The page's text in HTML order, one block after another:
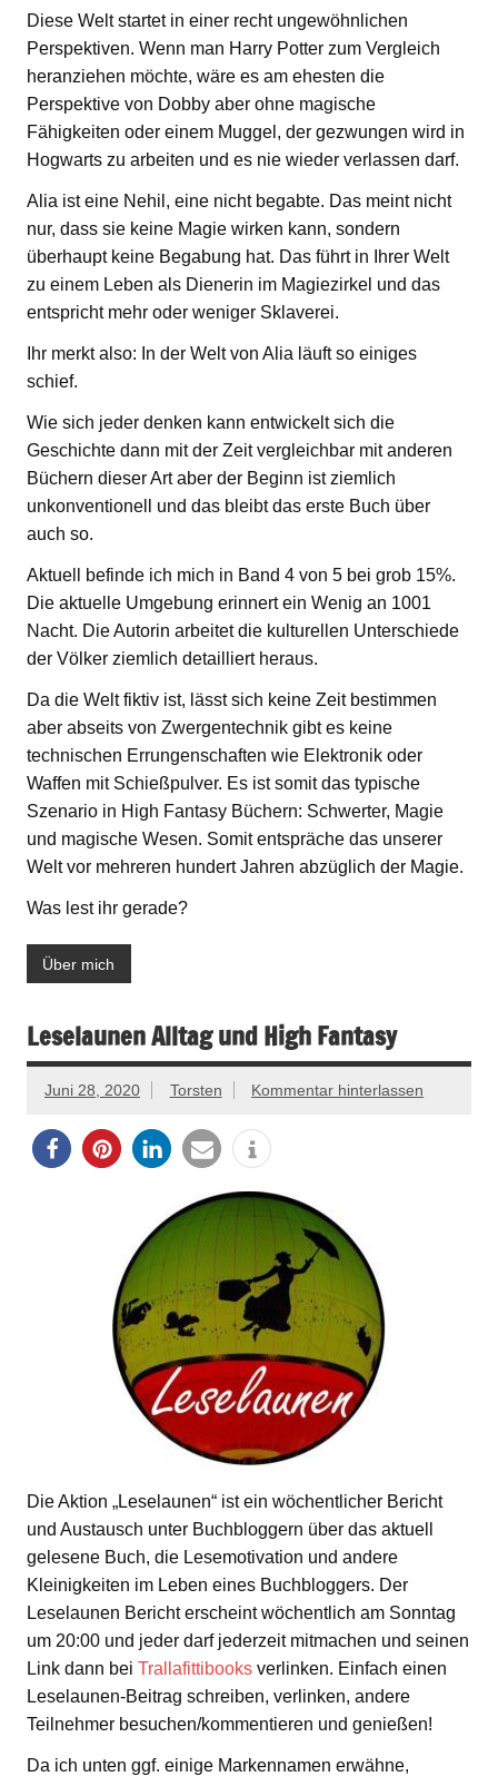
Diese Welt startet in einer recht ungewöhnlichen
Perspektiven. Wenn man Harry Potter zum Vergleich
heranziehen möchte, wäre es am ehesten die
Perspektive von Dobby aber ohne magische
Fähigkeiten oder einem Muggel, der gezwungen wird in
Hogwarts zu arbeiten und es nie wieder verlassen darf.
Alia ist eine Nehil, eine nicht begabte. Das meint nicht
nur, dass sie keine Magie wirken kann, sondern
überhaupt keine Begabung hat. Das führt in Ihrer Welt
zu einem Leben als Dienerin im Magiezirkel und das
entspricht mehr oder weniger Sklaverei.
Ihr merkt also: In der Welt von Alia läuft so einiges
schief.
Wie sich jeder denken kann entwickelt sich die
Geschichte dann mit der Zeit vergleichbar mit anderen
Büchern dieser Art aber der Beginn ist ziemlich
unkonventionell und das bleibt das erste Buch über
auch so.
Aktuell befinde ich mich in Band 4 von 5 bei grob 15%.
Die aktuelle Umgebung erinnert ein Wenig an 1001
Nacht. Die Autorin arbeitet die kulturellen Unterschiede
der Völker ziemlich detailliert heraus.
Da die Welt fiktiv ist, lässt sich keine Zeit bestimmen
aber abseits von Zwergentechnik gibt es keine
technischen Errungenschaften wie Elektronik oder
Waffen mit Schießpulver. Es ist somit das typische
Szenario in High Fantasy Büchern: Schwerter, Magie
und magische Wesen. Somit entspräche das unserer
Welt vor mehreren hundert Jahren abzüglich der Magie.
Was lest ihr gerade?
Über mich
Leselaunen Alltag und High Fantasy
Juni 28, 2020 Torsten Kommentar hinterlassen
Die Aktion „Leselaunen“ ist ein wöchentlicher Bericht
und Austausch unter Buchbloggern über das aktuell
gelesene Buch, die Lesemotivation und andere
Kleinigkeiten im Leben eines Buchbloggers. Der
Leselaunen Bericht erscheint wöchentlich am Sonntag
um 20:00 und jeder darf jederzeit mitmachen und seinen
Link dann bei Trallafittibooks verlinken. Einfach einen
Leselaunen-Beitrag schreiben, verlinken, andere
Teilnehmer besuchen/kommentieren und genießen!
Da ich unten ggf. einige Markennamen erwähne,